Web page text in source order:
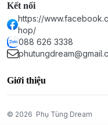
Kết nối
https://
hop/
088 626 3338
Giới thiệu
© 2026 Phụ Tùng Dream